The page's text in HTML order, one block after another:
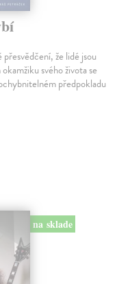
že lidé jsou
svého života se
předpokladu
na sklade